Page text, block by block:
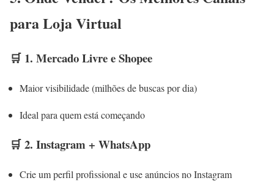
para Loja Virtual
🛒 1. Mercado Livre e Shopee
Maior visibilidade (milhões de buscas por dia)
Ideal para quem está começando
🛒 2. Instagram + WhatsApp
Crie um perfil profissional e use anúncios no Instagram